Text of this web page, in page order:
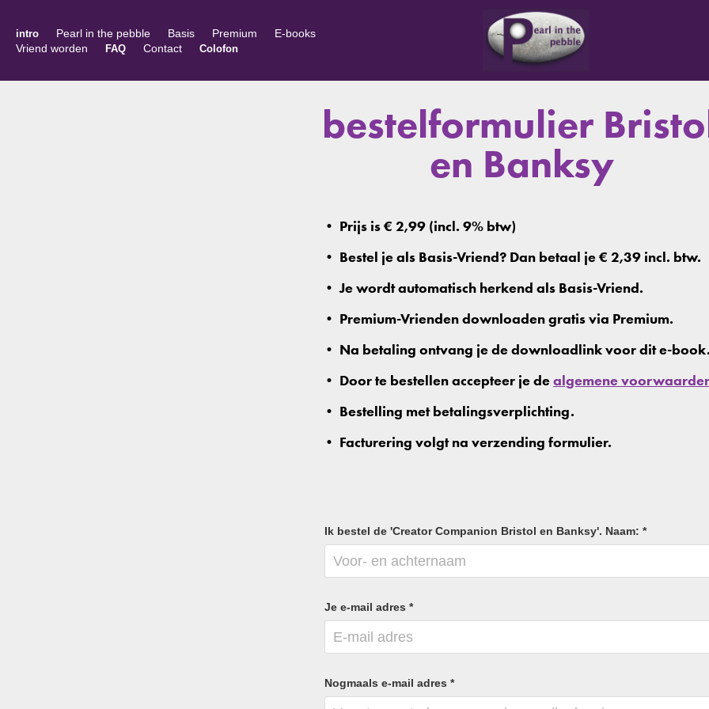
intro Pearl in the pebble Basis Premium
E-books
Vriend worden
FAQ Contact Colofon
bestelformulier
en Banksy
• Prijs is € 2,99 (incl. 9% btw)
• Bestel je als Basis-Vriend? Dan betaal je € 2,39 incl. btw.
• Je wordt automatisch herkend als Basis-Vriend.
• Premium-Vrienden downloaden gratis via Premium.
• Na betaling ontvang je de downloadlink voor dit e-
• Door te bestellen accepteer je dealgemene
• Bestelling met betalingsverplichting.
• Facturering volgt na verzending formulier.
Ik bestel de 'Creator Companion Bristol en Banksy'. Naam: *
Je e-mail adres *
Nogmaals e-mail adres *